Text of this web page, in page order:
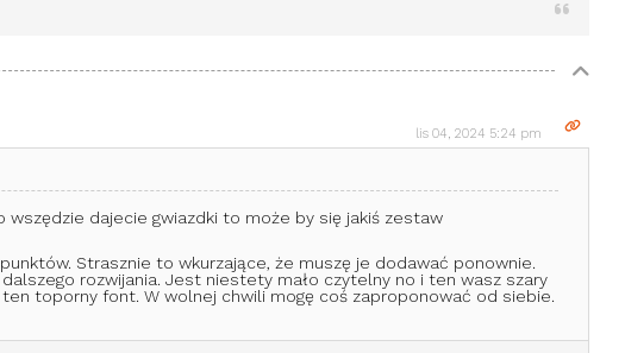
lis 04, 2024 5:24 pm
wszędzie dajecie gwiazdki to może by się jakiś zestaw
Strasznie to wkurzające, że muszę je dodawać ponownie.
rozwijania. Jest niestety mało czytelny no i ten wasz szary
toporny font. W wolnej chwili mogę coś zaproponować od siebie.